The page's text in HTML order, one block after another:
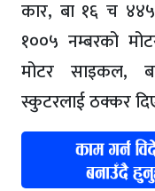
कार, बा १६ च
१००५ नम्बरको
मोटर साइकल,
स्कुटरलाई ठक्कर